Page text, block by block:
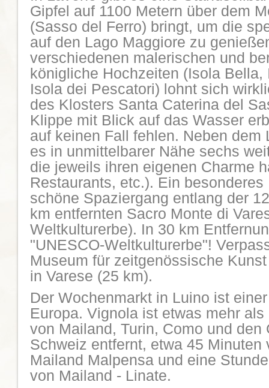
Gipfel auf 1100 Metern über dem
(Sasso del Ferro) bringt, um die
auf den Lago Maggiore zu
verschiedenen malerischen und
königliche Hochzeiten (Isola Bella,
Isola dei Pescatori) lohnt sich
des Klosters Santa Caterina del
Klippe mit Blick auf das Wasser
auf keinen Fall fehlen. Neben dem
es in unmittelbarer Nähe sechs
die jeweils ihren eigenen Charme
Restaurants, etc.). Ein
schöne Spaziergang entlang der
km entfernten Sacro Monte di
Weltkulturerbe). In 30 km
"UNESCO-Weltkulturerbe"!
Museum für zeitgenössische
in Varese (25 km).
Der Wochenmarkt in Luino ist
Europa. Vignola ist etwas mehr
von Mailand, Turin, Como und den
Schweiz entfernt, etwa 45 Minuten
Mailand Malpensa und eine
von Mailand - Linate.